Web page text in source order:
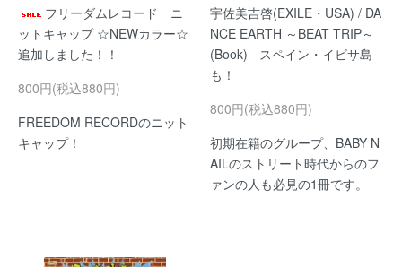
フリーダムレコード ニ
ットキャップ ☆NEWカラー☆
追加しました！！
800円(税込880円)
FREEDOM RECORDのニット
キャップ！
宇佐美吉啓(EXILE・USA) / DA
NCE EARTH ～BEAT TRIP～
(Book) - スペイン・イビサ島
も！
800円(税込880円)
初期在籍のグループ、BABY N
AILのストリート時代からのフ
ァンの人も必見の1冊です。